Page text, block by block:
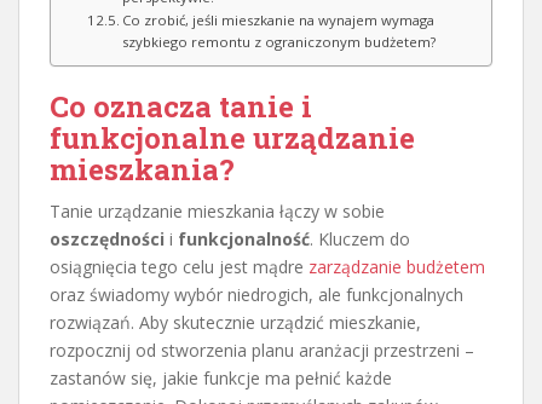
Co zrobić, jeśli mieszkanie na wynajem wymaga
szybkiego remontu z ograniczonym budżetem?
Co oznacza tanie i
funkcjonalne urządzanie
mieszkania?
Tanie urządzanie mieszkania łączy w sobie
oszczędności i funkcjonalność. Kluczem do
osiągnięcia tego celu jest mądre zarządzanie budżetem
oraz świadomy wybór niedrogich, ale funkcjonalnych
rozwiązań. Aby skutecznie urządzić mieszkanie,
rozpocznij od stworzenia planu aranżacji przestrzeni –
zastanów się, jakie funkcje ma pełnić każde